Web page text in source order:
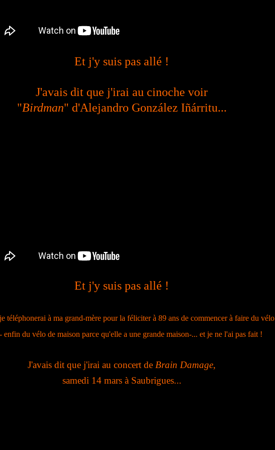
Et j'y suis pas allé !
J'avais dit que j'irai au cinoche voir
"Birdman" d'Alejandro González Iñárritu...
Et j'y suis pas allé !
téléphonerai à ma grand-mère pour la féliciter à 89 ans de commencer à faire du vélo
enfin du vélo de maison parce qu'elle a une grande maison-... et je ne l'ai pas fait !
J'avais dit que j'irai au concert de Brain Damage,
samedi 14 mars à Saubrigues...